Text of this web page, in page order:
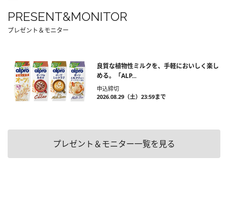
PRESENT&MONITOR
プレゼント＆モニター
良質な植物性ミルクを、手軽においしく楽し
める。「ALP...
申込締切
2026.08.29（土）23:59まで
プレゼント＆モニター一覧を見る